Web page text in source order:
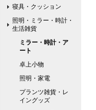
寝具・クッション
照明・ミラー・時計・
生活雑貨
ミラー・時計・ア
ート
卓上小物
照明・家電
プランツ雑貨・レ
イングッズ